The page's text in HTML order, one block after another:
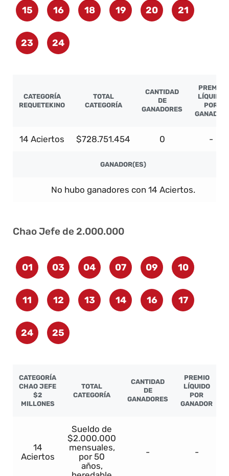
15 16 18 19 20 21
23 24
CATEGORÍA
REQUETEKINO
TOTAL
CATEGORÍA
CANTIDAD
DE
GANADORES
PREMIO
LÍQUIDO
POR
GANADOR
14 Aciertos $728.751.454 0 -
GANADOR(ES)
No hubo ganadores con 14 Aciertos.
Chao Jefe de 2.000.000
01 03 04 07 09 10
11 12 13 14 16 17
24 25
CATEGORÍA
CHAO JEFE
$2
MILLONES
TOTAL
CATEGORÍA
CANTIDAD
DE
GANADORES
PREMIO
LÍQUIDO
POR
GANADOR
14
Aciertos
Sueldo de
$2.000.000
mensuales,
por 50
años,
- -